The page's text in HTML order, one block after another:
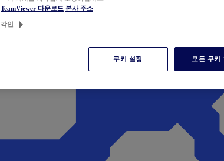
TeamViewer 다운로드 본사 주소
각인
쿠키 설정 모든 쿠키